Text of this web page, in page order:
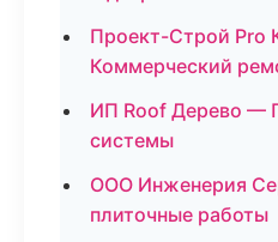
Проект-Строй Pro
Коммерческий
ИП Roof Дерево —
системы
ООО Инженерия
плиточные работы